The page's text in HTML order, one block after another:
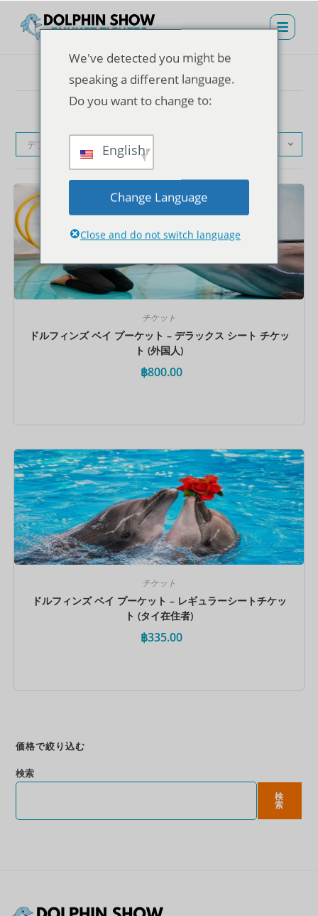
デフォルト表示
チケット
ドルフィンズ ベイ プーケット – デラックス シート チケッ
ト (外国人)
฿800.00
今すぐ予約
チケット
ドルフィンズ ベイ プーケット – レギュラーシートチケッ
ト (タイ在住者)
฿335.00
価格で絞り込む
検索
検
索
We've detected you might be
speaking a different language.
Do you want to change to:
English
Change Language
Close and do not switch language